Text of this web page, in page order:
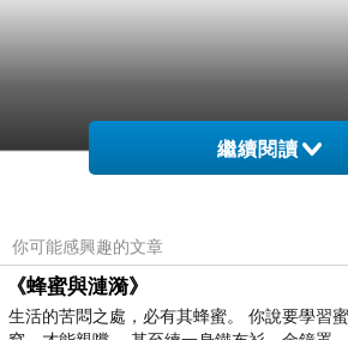
繼續閱讀
你可能感興趣的文章
《蜂蜜與漣漪》
生活的苦悶之處，必有其蜂蜜。 你說要學習